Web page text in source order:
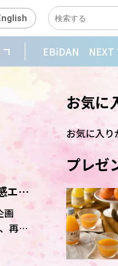
EBiDAN NEXT
エグ
画
前
ャ
お気に
お気に入り
プレゼ